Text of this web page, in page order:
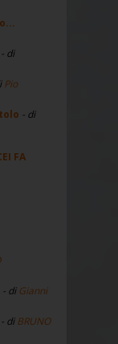
- di
Pio
- di
FA
- di Gianni
- diBRUNO